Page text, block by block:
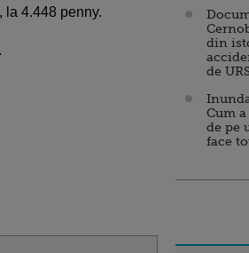
la 4.448 penny.
din
de
Cum
de pe
face